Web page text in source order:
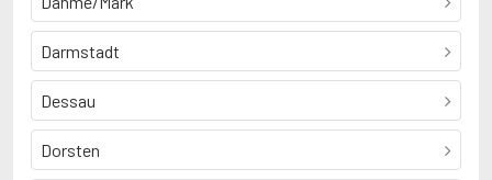
Darmstadt
Dessau
Dorsten